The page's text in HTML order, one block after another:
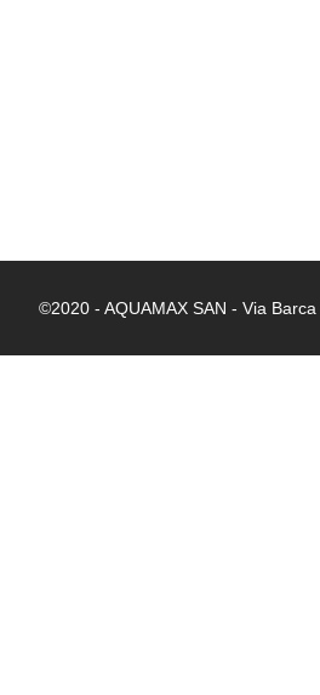
©2020 - AQUAMAX SAN - Via